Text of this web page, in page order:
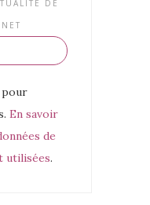
DE
pour
En savoir
de
utilisées.